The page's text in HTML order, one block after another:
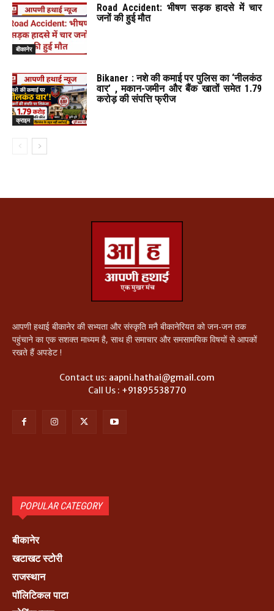
बीकानेर
Road Accident: भीषण सड़क हादसे में चार
जनों की हुई मौत
क्राइम
Bikaner : नशे की कमाई पर पुलिस का ‘नीलकंठ
वार’ , मकान-जमीन और बैंक खातों समेत 1.79
करोड़ की संपत्ति फ्रीज
आपणी हथाई बीकानेर की सभ्यता और संस्कृति मनै बीकानेरियत को जन-जन तक
पहुंचाने का एक सशक्त माध्यम है, साथ ही समाचार और समसामयिक विषयों से आपकों
रखते हैं अपडेट !
Contact us: aapni.hathai@gmail.com
Call Us : +91895538770
POPULAR CATEGORY
बीकानेर
खटाखट स्टोरी
राजस्थान
पॉलिटिकल पाटा